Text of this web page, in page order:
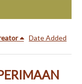
Date Added